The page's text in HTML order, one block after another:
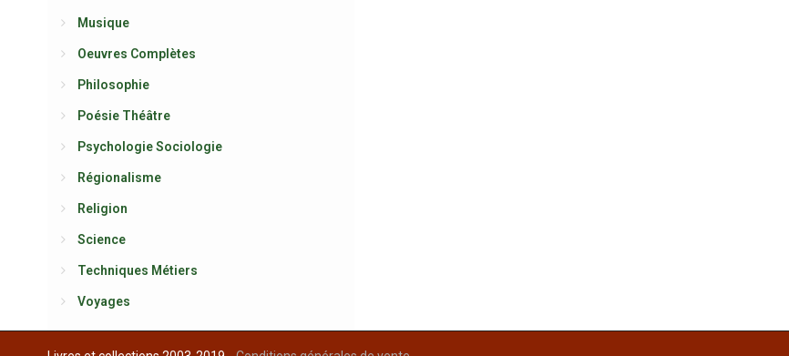
Musique
Oeuvres Complètes
Philosophie
Poésie Théâtre
Psychologie Sociologie
Régionalisme
Religion
Science
Techniques Métiers
Voyages